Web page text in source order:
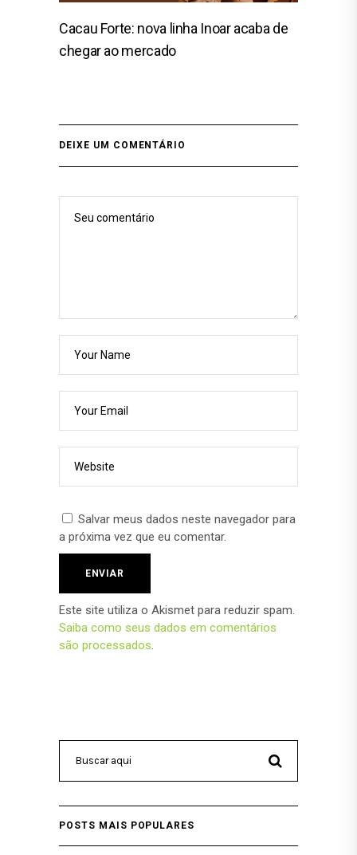
Cacau Forte: nova linha Inoar acaba de
chegar ao mercado
DEIXE UM COMENTÁRIO
Salvar meus dados neste navegador para
a próxima vez que eu comentar.
Este site utiliza o Akismet para reduzir spam.
Saiba como seus dados em comentários
são processados.
POSTS MAIS POPULARES